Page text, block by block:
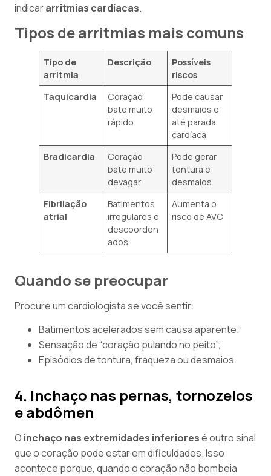
indicararritmias cardíacas.
Tipos de arritmias mais comuns
Tipo de
arritmia
Descrição
Possíveis
riscos
Taquicardia
Coração
bate muito
rápido
Pode causar
desmaios e
até parada
cardíaca
Bradicardia
Coração
bate muito
devagar
Pode gerar
tontura e
desmaios
Fibrilação
atrial
Batimentos
irregulares e
descoorden
ados
Aumenta o
risco de AVC
Quando se preocupar
Procure um cardiologista se você sentir:
Batimentos acelerados sem causa aparente;
Sensação de “coração pulando no peito”;
Episódios de tontura, fraqueza ou desmaios.
4. Inchaço nas pernas, tornozelos
e abdômen
O inchaço nas extremidades inferioresé outro sinal
que o coração pode estar em dificuldades. Isso
acontece porque, quando o coração não bombeia